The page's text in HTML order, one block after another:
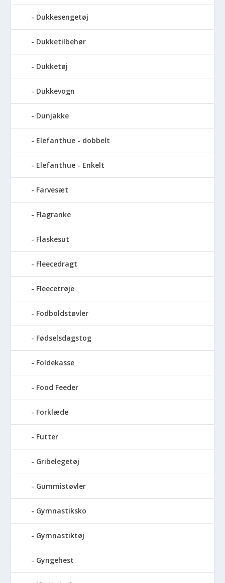
Dukkesengetøj
Dukketilbehør
Dukketøj
Dukkevogn
Dunjakke
Elefanthue - dobbelt
Elefanthue - Enkelt
Farvesæt
Flagranke
Flaskesut
Fleecedragt
Fleecetrøje
Fodboldstøvler
Fødselsdagstog
Foldekasse
Food Feeder
Forklæde
Futter
Gribelegetøj
Gummistøvler
Gymnastiksko
Gymnastiktøj
Gyngehest